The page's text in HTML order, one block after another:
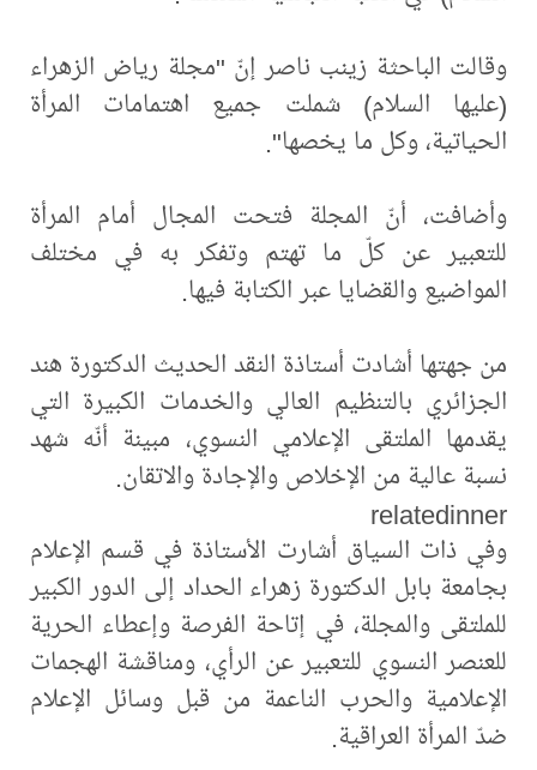
وقالت الباحثة زينب ناصر إنّ "مجلة رياض الزهراء
(عليها السلام) شملت جميع اهتمامات المرأة
الحياتية، وكل ما يخصها".
وأضافت، أنّ المجلة فتحت المجال أمام المرأة
للتعبير عن كلّ ما تهتم وتفكر به في مختلف
المواضيع والقضايا عبر الكتابة فيها.
من جهتها أشادت أستاذة النقد الحديث الدكتورة هند
الجزائري بالتنظيم العالي والخدمات الكبيرة التي
يقدمها الملتقى الإعلامي النسوي، مبينة أنّه شهد
نسبة عالية من الإخلاص والإجادة والاتقان.
relatedinner
وفي ذات السياق أشارت الأستاذة في قسم الإعلام
بجامعة بابل الدكتورة زهراء الحداد إلى الدور الكبير
للملتقى والمجلة، في إتاحة الفرصة وإعطاء الحرية
للعنصر النسوي للتعبير عن الرأي، ومناقشة الهجمات
الإعلامية والحرب الناعمة من قبل وسائل الإعلام
ضدّ المرأة العراقية.